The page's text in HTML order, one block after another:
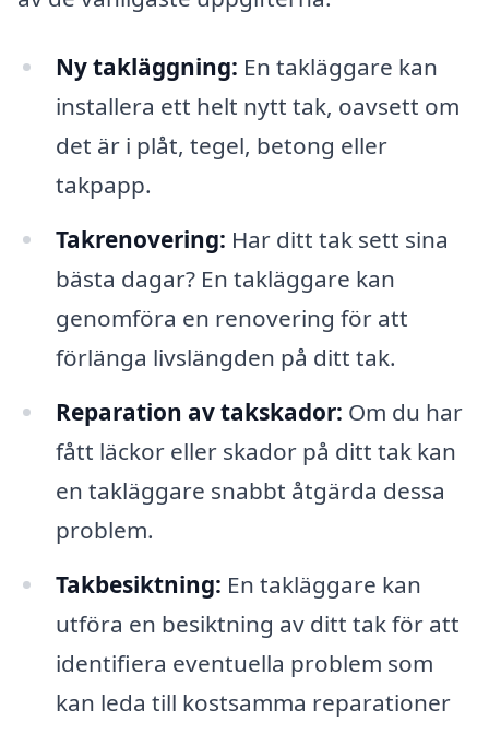
Ny takläggning: En takläggare kan
installera ett helt nytt tak, oavsett om
det är i plåt, tegel, betong eller
takpapp.
Takrenovering: Har ditt tak sett sina
bästa dagar? En takläggare kan
genomföra en renovering för att
förlänga livslängden på ditt tak.
Reparation av takskador: Om du har
fått läckor eller skador på ditt tak kan
en takläggare snabbt åtgärda dessa
problem.
Takbesiktning: En takläggare kan
utföra en besiktning av ditt tak för att
identifiera eventuella problem som
kan leda till kostsamma reparationer